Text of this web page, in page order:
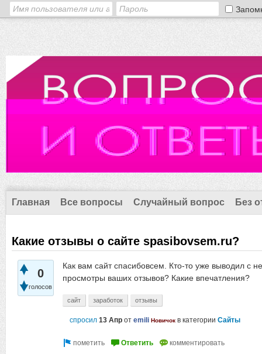
Главная Все вопросы Случайный вопрос Без
Какие отзывы о сайте spasibovsem.ru?
0
голосов
Как вам сайт спасибовсем. Кто-то уже выводил с
просмотры ваших отзывов? Какие впечатления?
сайт заработок отзывы
спросил 13 Апр от emili Новичок в категории Сайты